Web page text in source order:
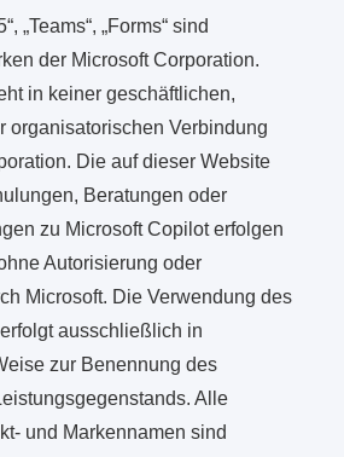
„Teams“, „Forms“ sind
der Microsoft Corporation.
in keiner geschäftlichen,
organisatorischen Verbindung
Die auf dieser Website
Beratungen oder
zu Microsoft Copilot erfolgen
Autorisierung oder
Microsoft. Die Verwendung des
erfolgt ausschließlich in
zur Benennung des
Alle
und Markennamen sind